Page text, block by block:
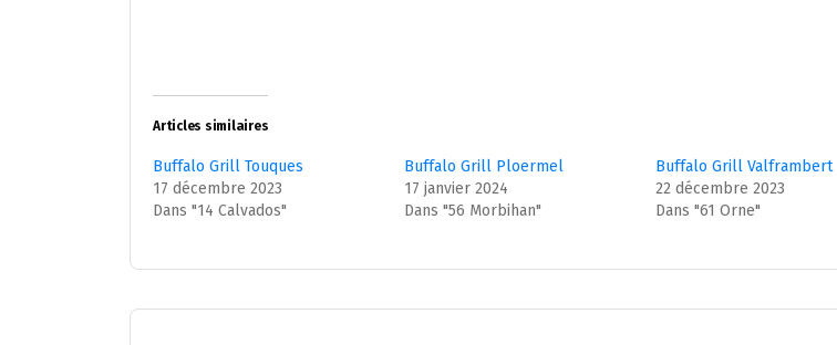
Articles similaires
Buffalo Grill Touques
17 décembre 2023
Dans "14 Calvados"
Buffalo Grill Ploermel
17 janvier 2024
Dans "56 Morbihan"
Buffalo Grill Valframbert
22 décembre 2023
Dans "61 Orne"